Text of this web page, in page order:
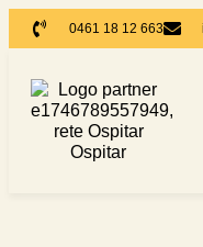
0461 18 12 663